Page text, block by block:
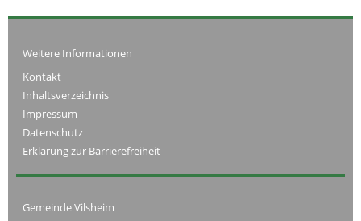
Weitere Informationen
Kontakt
Inhaltsverzeichnis
Impressum
Datenschutz
Erklärung zur Barrierefreiheit
Gemeinde Vilsheim